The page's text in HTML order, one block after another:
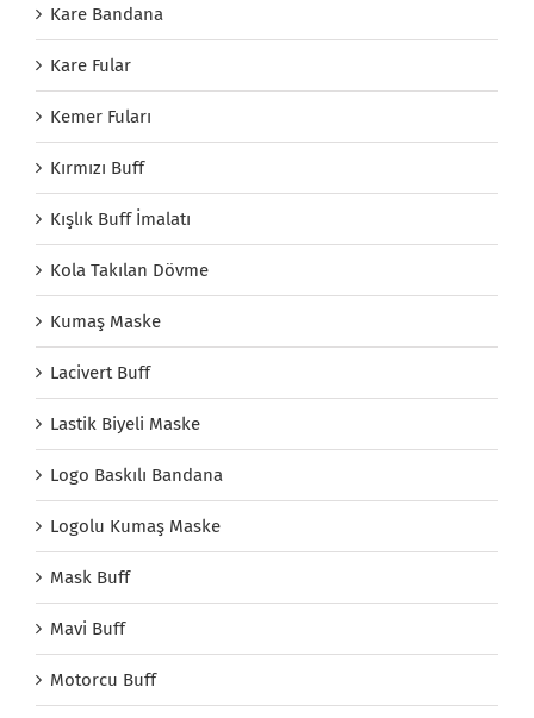
Kare Bandana
Kare Fular
Kemer Fuları
Kırmızı Buff
Kışlık Buff İmalatı
Kola Takılan Dövme
Kumaş Maske
Lacivert Buff
Lastik Biyeli Maske
Logo Baskılı Bandana
Logolu Kumaş Maske
Mask Buff
Mavi Buff
Motorcu Buff